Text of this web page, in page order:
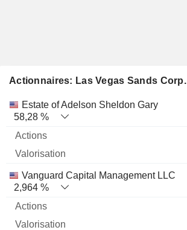
Actionnaires: Las Vegas Sands Corp.
Nom Actions % Valorisation
Estate of Adelson Sheldon Gary
58,28 %
Vanguard Capital Management LLC
2,964 %